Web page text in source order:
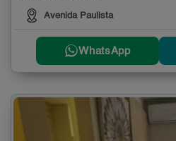
Avenida Paulista
WhatsApp